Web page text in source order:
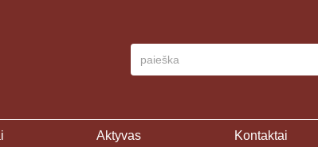
Aktyvas Kontaktai